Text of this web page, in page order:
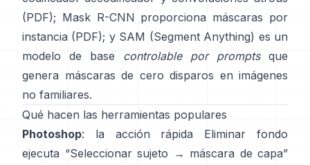
(PDF); Mask R-CNN proporciona máscaras por
instancia (PDF); y SAM (Segment Anything) es un
modelo de base controlable por promptsque
genera máscaras de cero disparos en imágenes
no familiares.
Qué hacen las herramientas populares
Photoshop: la acción rápida Eliminar fondo
ejecuta “Seleccionar sujeto → máscara de capa”